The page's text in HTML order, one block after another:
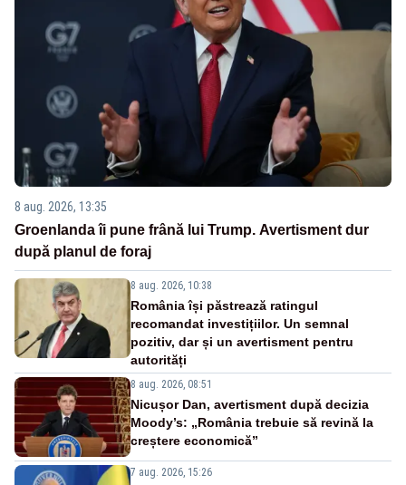
8 aug. 2026, 13:35
Groenlanda îi pune frână lui Trump. Avertisment dur
după planul de foraj
8 aug. 2026, 10:38
România își păstrează ratingul
recomandat investițiilor. Un semnal
pozitiv, dar și un avertisment pentru
autorități
8 aug. 2026, 08:51
Nicușor Dan, avertisment după decizia
Moody’s: „România trebuie să revină la
creștere economică”
7 aug. 2026, 15:26